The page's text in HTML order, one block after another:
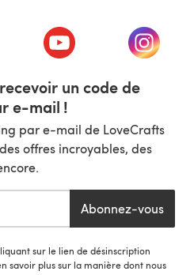
onglet)
dans un nouvel onglet)
(s'ouvre dans un(s'ouvre
un code de
e-mail !
par e-mail de LoveCrafts
offres incroyables, des
Abonnez-vous
sur le lien de désinscription
savoir plus sur la manière dont nous